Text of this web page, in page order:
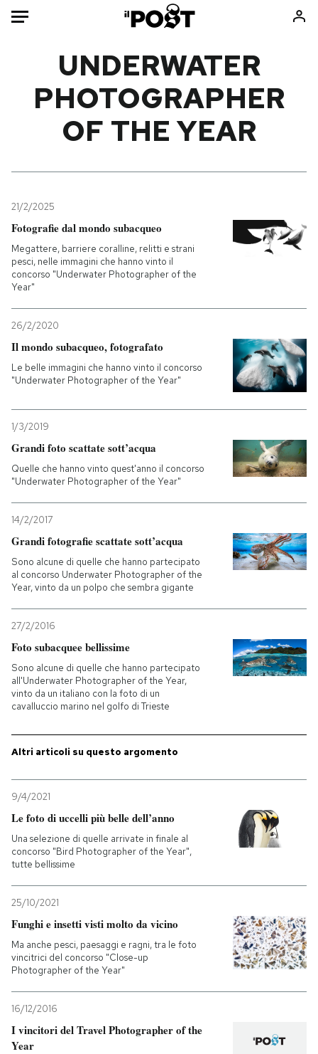
HOME
Mondo
Internet
Scienza
Cultura
Economia
Moda
Libri
Europa
PODCAST
I MIEI PREFERITI
SHOP
CALENDARIO
AREA PERSONALE
Entra
UNDERWATER
PHOTOGRAPHER
OF THE YEAR
21/2/2025
Fotografie dal mondo subacqueo
Megattere, barriere coralline, relitti e strani
pesci, nelle immagini che hanno vinto il
concorso "Underwater Photographer of the
Year"
26/2/2020
Il mondo subacqueo, fotografato
Le belle immagini che hanno vinto il concorso
"Underwater Photographer of the Year"
1/3/2019
Grandi foto scattate sott’acqua
Quelle che hanno vinto quest'anno il concorso
"Underwater Photographer of the Year"
14/2/2017
Grandi fotografie scattate sott’acqua
Sono alcune di quelle che hanno partecipato
al concorso Underwater Photographer of the
Year, vinto da un polpo che sembra gigante
27/2/2016
Foto subacquee bellissime
Sono alcune di quelle che hanno partecipato
all'Underwater Photographer of the Year,
vinto da un italiano con la foto di un
cavalluccio marino nel golfo di Trieste
Altri articoli su questo argomento
9/4/2021
Le foto di uccelli più belle dell’anno
Una selezione di quelle arrivate in finale al
concorso "Bird Photographer of the Year",
tutte bellissime
25/10/2021
Funghi e insetti visti molto da vicino
Ma anche pesci, paesaggi e ragni, tra le foto
vincitrici del concorso "Close-up
Photographer of the Year"
16/12/2016
I vincitori del Travel Photographer of the
Year